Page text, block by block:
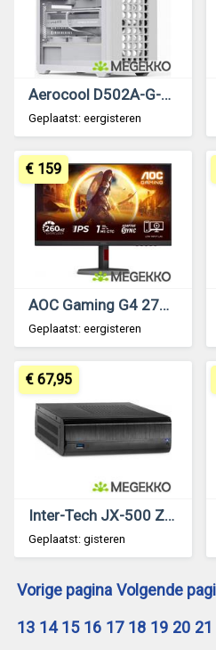
Aerocool D502A-G-WT-v1
Geplaatst: eergisteren
AOC Gaming G4 27G4Z 27 Full HD 260Hz IPS Monitor
Geplaatst: eergisteren
€ 159
Inter-Tech JX-500 Zwart computerbehuizing
Geplaatst: gisteren
€ 67,95
Vorige pagina Volgende
13 14 15 16 17 18 19 20 21